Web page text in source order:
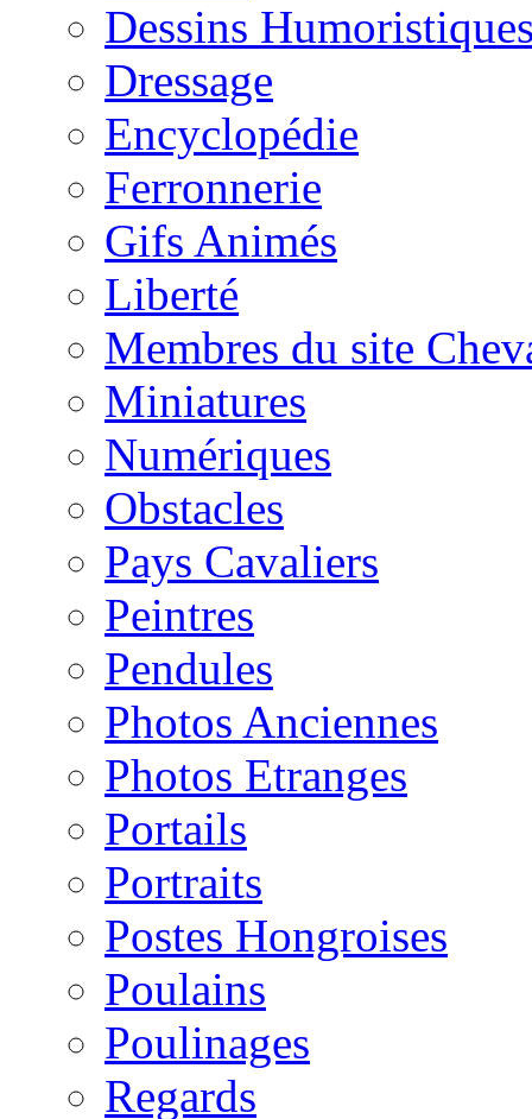
Dessins
Dressage
Encyclopédie
Ferronnerie
Gifs Animés
Liberté
Membres du site
Miniatures
Numériques
Obstacles
Pays Cavaliers
Peintres
Pendules
Photos Anciennes
Photos Etranges
Portails
Portraits
Postes Hongroises
Poulains
Poulinages
Regards